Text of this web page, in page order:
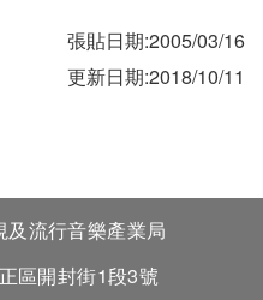
張貼日期:2005/03/16
更新日期:2018/10/11
流行音樂產業局
區開封街1段3號